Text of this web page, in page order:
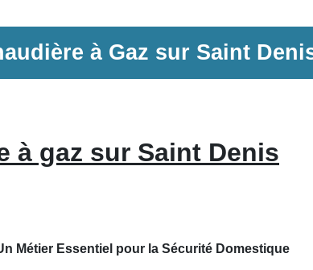
à Gaz sur Saint
à gaz sur Saint Denis
Métier Essentiel pour la Sécurité Domestique